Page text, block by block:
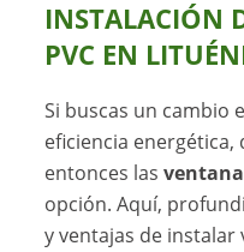
INSTALACIÓN
PVC EN
Si buscas un cambio
eficiencia
entonces las
opción. Aquí,
y ventajas de instalar